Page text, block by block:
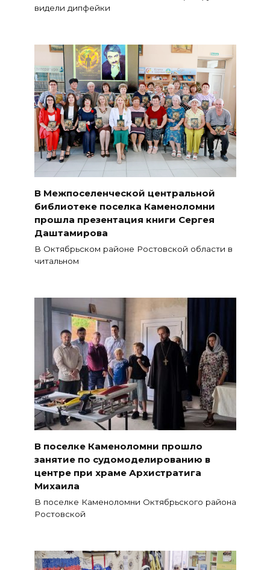
видели дипфейки
В Межпоселенческой центральной
библиотеке поселка Каменоломни
прошла презентация книги Сергея
Даштамирова
В Октябрьском районе Ростовской области в
читальном
В поселке Каменоломни прошло
занятие по судомоделированию в
центре при храме Архистратига
Михаила
В поселке Каменоломни Октябрьского района
Ростовской